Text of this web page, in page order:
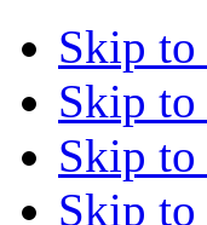
Skip to
Skip
Skip
Skip to